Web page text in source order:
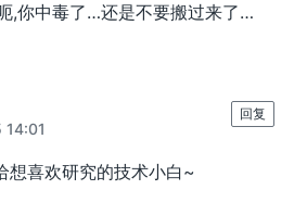
,你中毒了…还是不要搬过来了…
想喜欢研究的技术小白~
回复